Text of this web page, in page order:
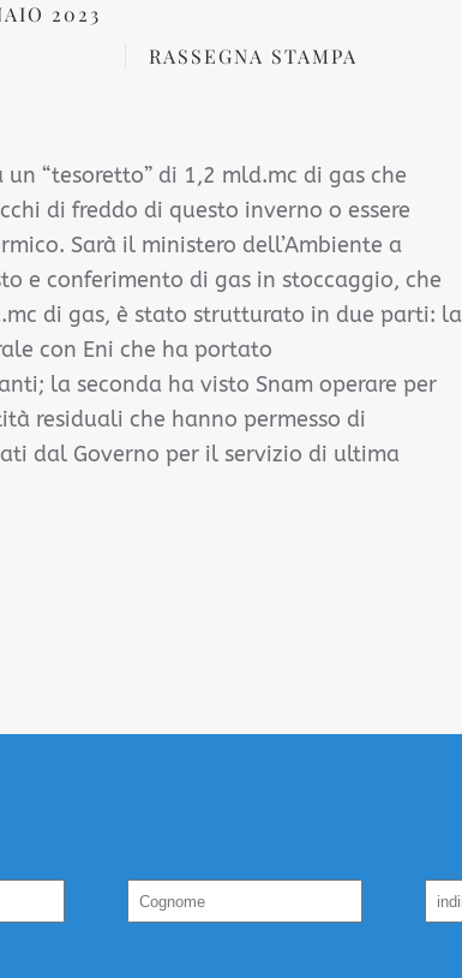
2023
RASSEGNA STAMPA
“tesoretto” di 1,2 mld.mc di gas che
di freddo di questo inverno o essere
Sarà il ministero dell’Ambiente a
e conferimento di gas in stoccaggio, che
di gas, è stato strutturato in due parti: la
con Eni che ha portato
la seconda ha visto Snam operare per
residuali che hanno permesso di
dal Governo per il servizio di ultima